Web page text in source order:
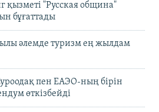
қызметі "Русская община"
бұғаттады
әлемде туризм ең жылдам
пен ЕАЭО-ның бірін
өткізбейді